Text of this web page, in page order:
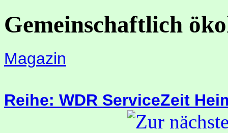
Gemeinschaftlich
Magazin
Reihe: WDR ServiceZeit